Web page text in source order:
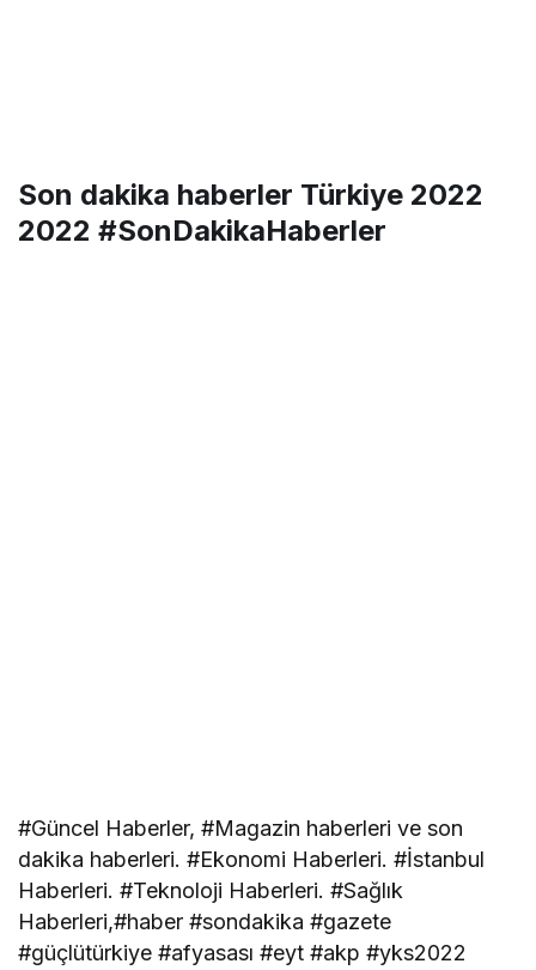
Son dakika haberler Türkiye 2022
2022 #SonDakikaHaberler
#Güncel Haberler, #Magazin haberleri ve son
dakika haberleri. #Ekonomi Haberleri. #İstanbul
Haberleri. #Teknoloji Haberleri. #Sağlık
Haberleri,#haber #sondakika #gazete
#güçlütürkiye #afyasası #eyt #akp #yks2022